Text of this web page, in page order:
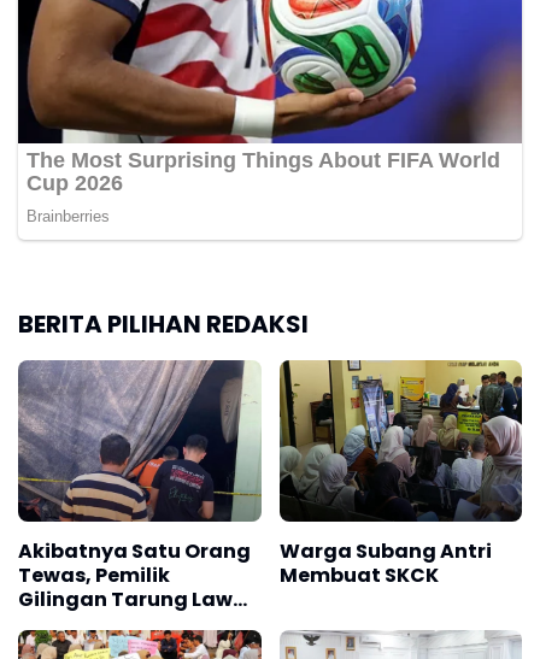
BERITA PILIHAN REDAKSI
Akibatnya Satu Orang
Tewas, Pemilik
Gilingan Tarung Lawan
Diduga Pencuri Padi
Warga Subang Antri
Membuat SKCK